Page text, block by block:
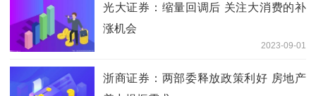
光大证券：缩量回调后 关注大消费的补
涨机会
2023-09-01
浙商证券：两部委释放政策利好 房地产